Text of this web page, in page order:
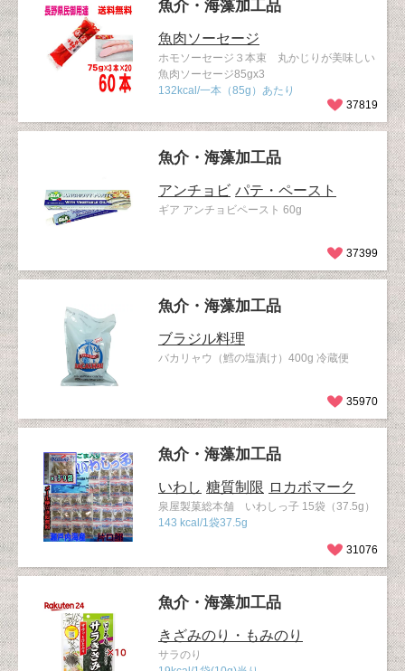
魚介・海藻加工品
魚肉ソーセージ
ホモソーセージ３本束 丸かじりが美味しい
魚肉ソーセージ85gx3
132kcal/一本（85g）あたり
37819
魚介・海藻加工品
アンチョビ パテ・ペースト
ギア アンチョビペースト 60g
37399
魚介・海藻加工品
ブラジル料理
バカリャウ（鱈の塩漬け）400g 冷蔵便
35970
魚介・海藻加工品
いわし 糖質制限 ロカボマーク
泉屋製菓総本舗 いわしっ子 15袋（37.5g）
143 kcal/1袋37.5g
31076
魚介・海藻加工品
きざみのり・もみのり
サラのり